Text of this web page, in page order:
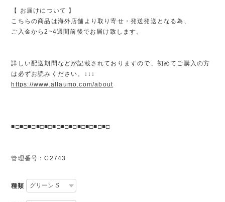
【 お届けについて 】
こちらの商品は海外店舗より取り寄せ・発送発送となる為、
ご入金から2~4週間前後でお届け致します。
詳しい配送期間などが記載されておりますので、初めてご購入の方
は必ずお読みください。↓↓↓
https://www.allaumo.com/about
■□■□■□■□■□■□■□■□■□■□■□■□
管理番号：C2743
種類